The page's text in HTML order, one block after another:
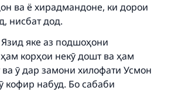
ва ё хирадмандоне, ки дорои
нисбат дод.
яке аз подшоҳони
корҳои некӯ дошт ва ҳам
ӯ дар замони хилофати Усмон
кофир набуд. Бо сабаби